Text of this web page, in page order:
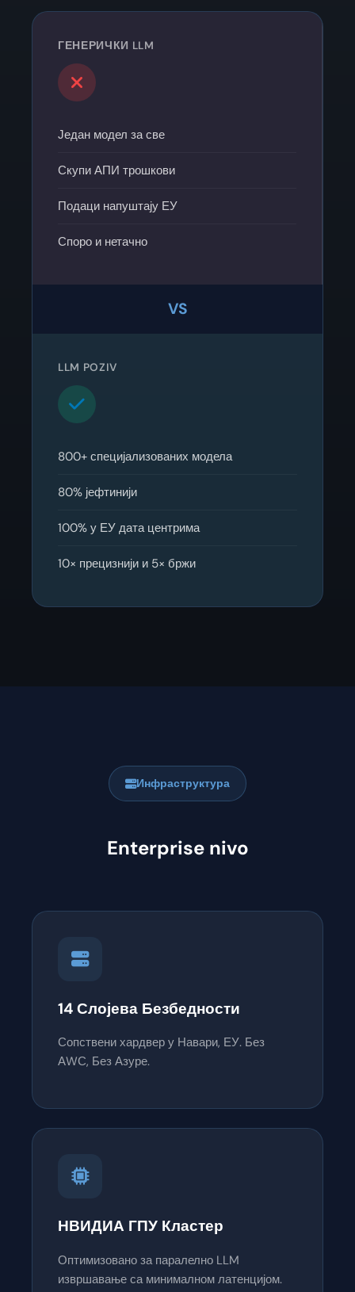
ГЕНЕРИЧКИ LLM
Један модел за све
Скупи АПИ трошкови
Подаци напуштају ЕУ
Споро и нетачно
VS
LLM POZIV
800+ специјализованих модела
80% јефтинији
100% у ЕУ дата центрима
10× прецизнији и 5× бржи
Инфраструктура
Enterprise nivo
14 Слојева Безбедности
Сопствени хардвер у Навари, ЕУ. Без
АWС, Без Азуре.
НВИДИА ГПУ Кластер
Оптимизовано за паралелно LLM
извршавање са минималном латенцијом.